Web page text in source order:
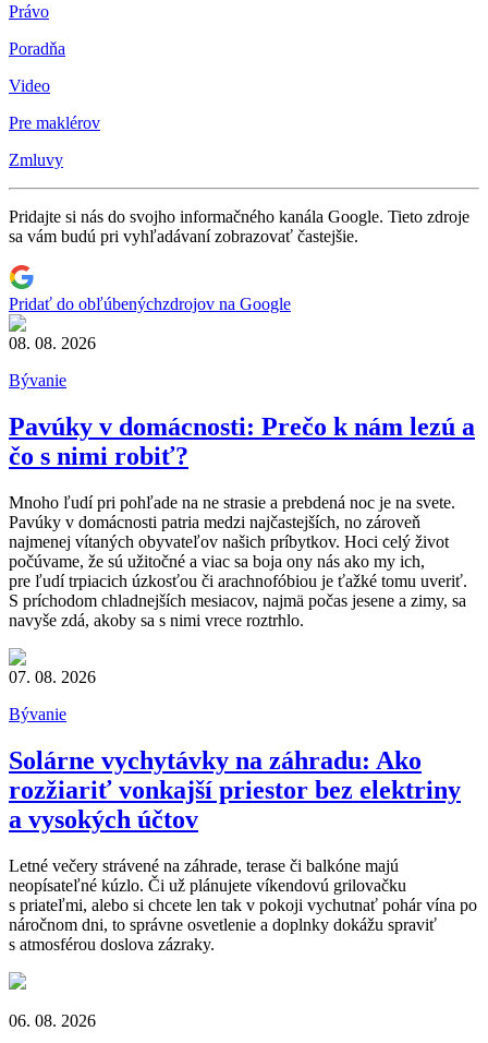
Právo
Poradňa
Video
Pre maklérov
Zmluvy
Pridajte si nás do svojho informačného kanála Google. Tieto zdroje
sa vám budú pri vyhľadávaní zobrazovať častejšie.
Pridať do obľúbenýchzdrojov na Google
08. 08. 2026
Bývanie
Pavúky v domácnosti: Prečo k nám lezú a
čo s nimi robiť?
Mnoho ľudí pri pohľade na ne strasie a prebdená noc je na svete.
Pavúky v domácnosti patria medzi najčastejších, no zároveň
najmenej vítaných obyvateľov našich príbytkov. Hoci celý život
počúvame, že sú užitočné a viac sa boja ony nás ako my ich,
pre ľudí trpiacich úzkosťou či arachnofóbiou je ťažké tomu uveriť.
S príchodom chladnejších mesiacov, najmä počas jesene a zimy, sa
navyše zdá, akoby sa s nimi vrece roztrhlo.
07. 08. 2026
Bývanie
Solárne vychytávky na záhradu: Ako
rozžiariť vonkajší priestor bez elektriny
a vysokých účtov
Letné večery strávené na záhrade, terase či balkóne majú
neopísateľné kúzlo. Či už plánujete víkendovú grilovačku
s priateľmi, alebo si chcete len tak v pokoji vychutnať pohár vína po
náročnom dni, to správne osvetlenie a doplnky dokážu spraviť
s atmosférou doslova zázraky.
06. 08. 2026